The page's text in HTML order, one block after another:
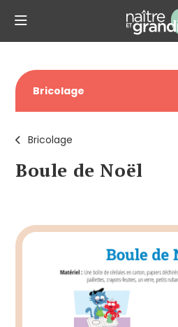
Bricolage
Boule de Noël
Bricolage